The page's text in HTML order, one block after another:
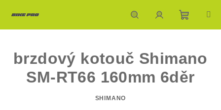
HledatPřihlášeníNákupní
košík
brzdový kotouč Shimano
SM-RT66 160mm 6děr
SHIMANO